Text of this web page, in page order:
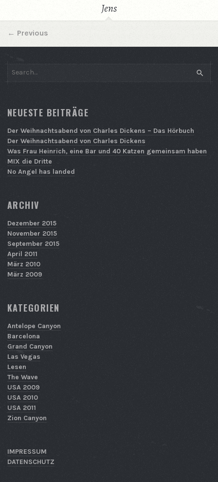
Jens
← Previous
NEUESTE BEITRÄGE
Der Weihnachtsabend von Charles Dickens – Das Hörbuch
Der Weihnachtsabend von Charles Dickens
Was Frau Heinrich, eine Bar und 40 Katzen gemeinsam haben
MIX die Dritte
No Angel has landed
ARCHIV
Dezember 2015
November 2015
September 2015
April 2011
März 2010
März 2009
KATEGORIEN
Antelope Canyon
Barcelona
Grand Canyon
Las Vegas
Lesen
The Wave
USA 2009
USA 2010
USA 2011
Zion Canyon
IMPRESSUM
DATENSCHUTZ